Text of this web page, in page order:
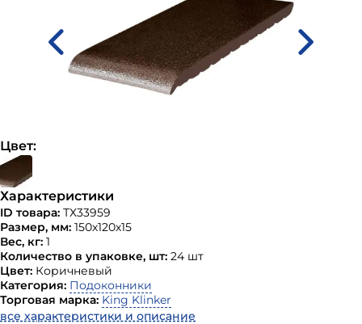
Цвет:
Характеристики
ID товара: ТХ33959
Размер, мм: 150х120х15
Вес, кг: 1
Количество в упаковке, шт: 24 шт
Цвет: Коричневый
Категория: Подоконники
Торговая марка: King Klinker
все характеристики и описание